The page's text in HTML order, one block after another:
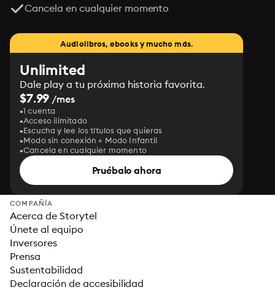
Cancela en cualquier momento
Audiolibros, ebooks y mucho más.
Unlimited
Dale play a tu próxima historia favorita.
$7.99 /mes
1 cuenta
Acceso ilimitado
Escucha y lee los títulos que quieras
Modo sin conexión + Modo Infantil
Cancela en cualquier momento
Pruébalo ahora
COMPAÑÍA
Acerca de Storytel
Únete al equipo
Inversores
Prensa
Sustentabilidad
Declaración de accesibilidad